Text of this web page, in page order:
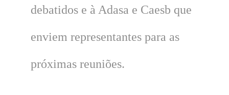
debatidos e à Adasa e Caesb que
enviem representantes para as
próximas reuniões.